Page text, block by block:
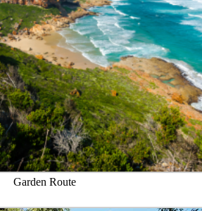
Garden Route